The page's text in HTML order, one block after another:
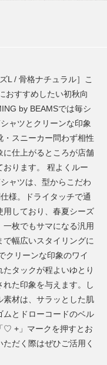
L / 骨格ナチュラル］こ
おすすめしたい初秋向
by BEAMSでは毎シ
ャツとクリーンな印象
スニーカー問わず相性
仕上がるところが店舗
おります。 程よくルー
ャツは、型からこだわ
様。ドライタッチで通
しており、春夏シーズ
枚でもサマになる汎用
幅広いスタイリングに
クリーンな印象のワイ
たタックが程よいゆとり
た印象を与えます。し
素材は、サラッとした肌
とドローコードのベル
♡ +」マークを押すとお
だく際はぜひご活用く